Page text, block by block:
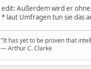
edit: Außerdem wird er
* laut Umfragen tun sie das
"It has yet to be proven that
― Arthur C. Clarke